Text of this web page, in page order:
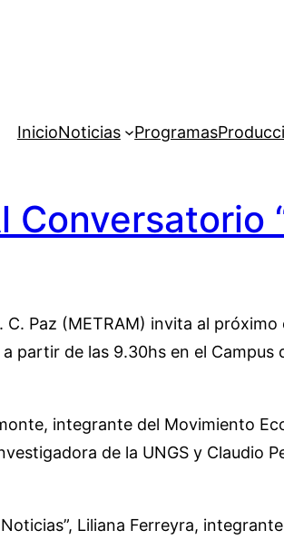
InicioNoticias Programas
Conversatorio
Paz (METRAM) invita al
partir de las 9.30hs en el
integrante del Movimiento
de la UNGS y Claudio
Liliana Ferreyra,